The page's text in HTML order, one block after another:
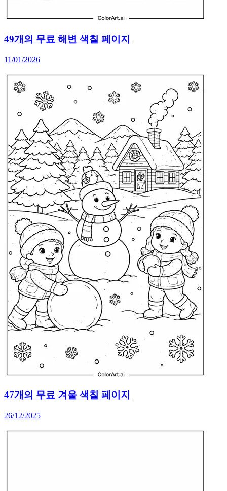
49개의 무료 해변 색칠 페이지
11/01/2026
47개의 무료 겨울 색칠 페이지
26/12/2025